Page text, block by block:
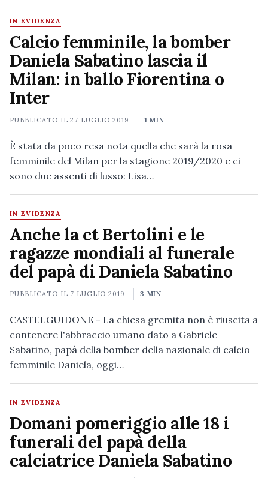
IN EVIDENZA
Calcio femminile, la bomber
Daniela Sabatino lascia il
Milan: in ballo Fiorentina o
Inter
PUBBLICATO IL27 LUGLIO 2019 1 MIN
È stata da poco resa nota quella che sarà la rosa
femminile del Milan per la stagione 2019/2020 e ci
sono due assenti di lusso: Lisa…
IN EVIDENZA
Anche la ct Bertolini e le
ragazze mondiali al funerale
del papà di Daniela Sabatino
PUBBLICATO IL 7 LUGLIO 2019 3 MIN
CASTELGUIDONE - La chiesa gremita non è riuscita a
contenere l'abbraccio umano dato a Gabriele
Sabatino, papà della bomber della nazionale di calcio
femminile Daniela, oggi…
IN EVIDENZA
Domani pomeriggio alle 18 i
funerali del papà della
calciatrice Daniela Sabatino